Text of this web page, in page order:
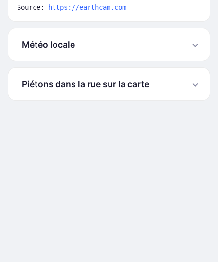
Source: https://earthcam.com
Météo locale
Piétons dans la rue sur la carte